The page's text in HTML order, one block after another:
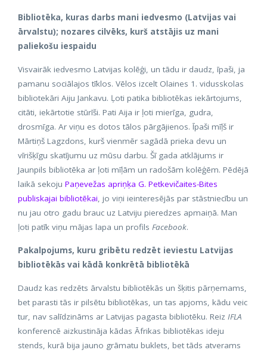
Bibliotēka, kuras darbs mani iedvesmo (Latvijas vai
ārvalstu); nozares cilvēks, kurš atstājis uz mani
paliekošu iespaidu
Visvairāk iedvesmo Latvijas kolēģi, un tādu ir daudz, īpaši, ja
pamanu sociālajos tīklos. Vēlos izcelt Olaines 1. vidusskolas
bibliotekāri Aiju Jankavu. Ļoti patika bibliotēkas iekārtojums,
citāti, iekārtotie stūrīši. Pati Aija ir ļoti mierīga, gudra,
drosmīga. Ar viņu es dotos tālos pārgājienos. Īpaši mīļš ir
Mārtiņš Lagzdons, kurš vienmēr sagādā prieka devu un
vīrišķīgu skatījumu uz mūsu darbu. Šī gada atklājums ir
Jaunpils bibliotēka ar ļoti mīļām un radošām kolēģēm. Pēdējā
laikā sekoju Paņevežas apriņķa G. Petkevičaites-Bites
publiskajai bibliotēkai, jo viņi ieinteresējās par stāstniecību un
nu jau otro gadu brauc uz Latviju pieredzes apmaiņā. Man
ļoti patīk viņu mājas lapa un profils Facebook.
Pakalpojums, kuru gribētu redzēt ieviestu Latvijas
bibliotēkās vai kādā konkrētā bibliotēkā
Daudz kas redzēts ārvalstu bibliotēkās un šķitis pārņemams,
bet parasti tās ir pilsētu bibliotēkas, un tas apjoms, kādu veic
tur, nav salīdzināms ar Latvijas pagasta bibliotēku. Reiz IFLA
konferencē aizkustināja kādas Āfrikas bibliotēkas ideju
stends, kurā bija jauno grāmatu buklets, bet tāds atverams